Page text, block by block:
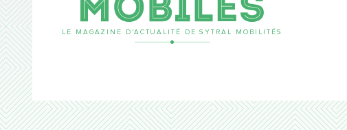
LE MAGAZINE D’ACTUALITÉ DE SYTRAL MOBILITÉS